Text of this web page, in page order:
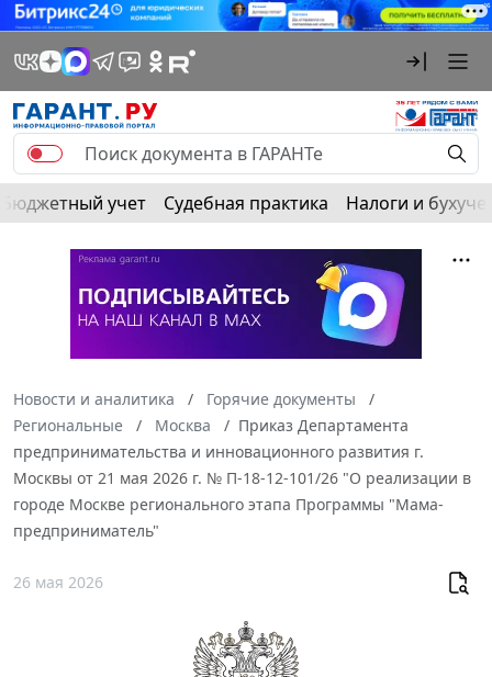
Бюджетный учет Судебная практика Налоги и
Новости и аналитика
Горячие документы
Региональные
Москва
Приказ Департамента
предпринимательства и инновационного развития г.
Москвы от 21 мая 2026 г. № П-18-12-101/26 "О реализации в
городе Москве регионального этапа Программы "Мама-
предприниматель"
26 мая 2026